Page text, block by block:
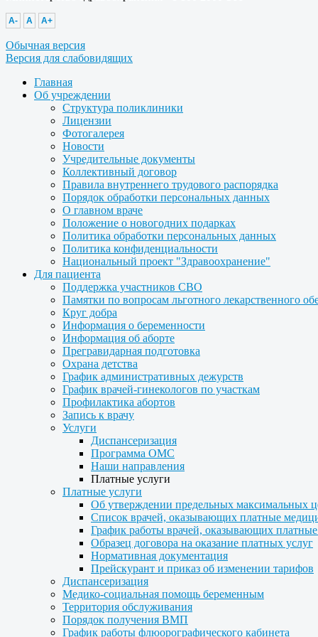
A- A A+
Обычная версия
Версия для слабовидящих
Главная
Об учреждении
Структура поликлиники
Лицензии
Фотогалерея
Новости
Учредительные документы
Коллективный договор
Правила внутреннего трудового распорядка
Порядок обработки персональных данных
О главном враче
Положение о новогодних подарках
Политика обработки персональных данных
Политика конфиденциальности
Национальный проект "Здравоохранение"
Для пациента
Поддержка участников СВО
Памятки по вопросам льготного лекарственного
Круг добра
Информация о беременности
Информация об аборте
Прегравидарная подготовка
Охрана детства
График административных дежурств
График врачей-гинекологов по участкам
Профилактика абортов
Запись к врачу
Услуги
Диспансеризация
Программа ОМС
Наши направления
Платные услуги
Платные услуги
Об утверждении предельных максимальных
Список врачей, оказывающих платные
График работы врачей, оказывающих
Образец договора на оказание платных услуг
Нормативная документация
Прейскурант и приказ об изменении тарифов
Диспансеризация
Медико-социальная помощь беременным
Территория обслуживания
Порядок получения ВМП
График работы флюорографического кабинета